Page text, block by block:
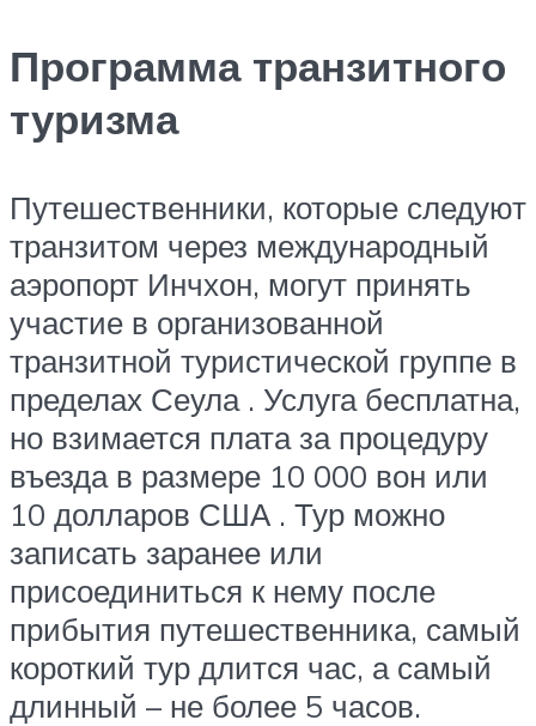
Программа транзитного
туризма
Путешественники, которые следуют
транзитом через международный
аэропорт Инчхон, могут принять
участие в организованной
транзитной туристической группе в
пределах Сеула . Услуга бесплатна,
но взимается плата за процедуру
въезда в размере 10 000 вон или
10 долларов США . Тур можно
записать заранее или
присоединиться к нему после
прибытия путешественника, самый
короткий тур длится час, а самый
длинный – не более 5 часов.